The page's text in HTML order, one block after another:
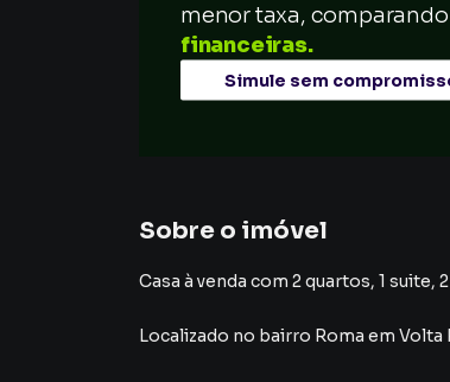
menor taxa,
financeiras.
Simule sem
Sobre o imóvel
Casa à venda com 2 quartos, 1 suite,
Localizado no bairro Roma em Volta